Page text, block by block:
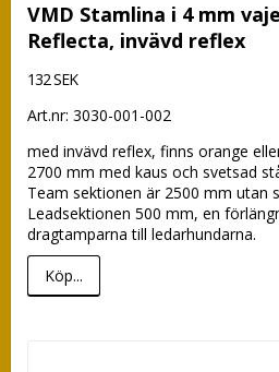
VMD Stamlina i 4 mm
Reflecta, invävd reflex
132 SEK
Art.nr: 3030-001-002
med invävd reflex, finns orange
2700 mm med kaus och svetsad
Team sektionen är 2500 mm utan
Leadsektionen 500 mm, en
dragtamparna till ledarhundarna.
Köp...